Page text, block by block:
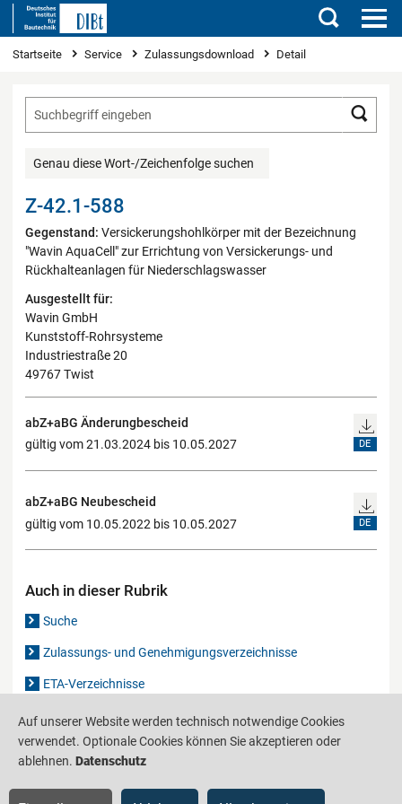
Suchen
Sie sind hier
Startseite Service Zulassungsdownload Detail
Genau diese Wort-/Zeichenfolge suchen
Z-42.1-588
Gegenstand: Versickerungshohlkörper mit der Bezeichnung
"Wavin AquaCell" zur Errichtung von Versickerungs- und
Rückhalteanlagen für Niederschlagswasser
Ausgestellt für:
Wavin GmbH
Kunststoff-Rohrsysteme
Industriestraße 20
49767 Twist
abZ+aBG Änderungbescheid
gültig vom 21.03.2024 bis 10.05.2027
DE
abZ+aBG Neubescheid
gültig vom 10.05.2022 bis 10.05.2027
DE
Auch in dieser Rubrik
Suche
Zulassungs- und Genehmigungsverzeichnisse
ETA-Verzeichnisse
Gutachten-Verzeichnis
Auf unserer Website werden technisch notwendige Cookies
verwendet. Optionale Cookies können Sie akzeptieren oder
ablehnen. Datenschutz